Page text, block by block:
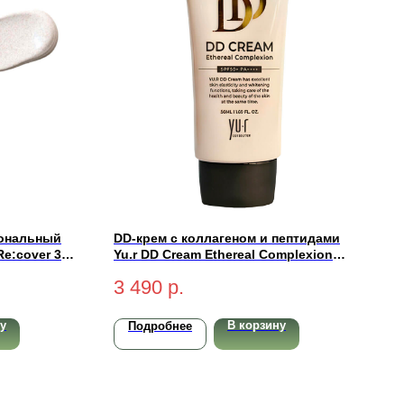
3-
DD-крем с коллагеном и пептидами
Yu.r DD Cream Ethereal Complexion
3 490 р.
Подробнее В корзину